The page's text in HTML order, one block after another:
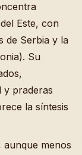
Este, con
de Serbia y la
Su
y praderas
la síntesis
aunque menos